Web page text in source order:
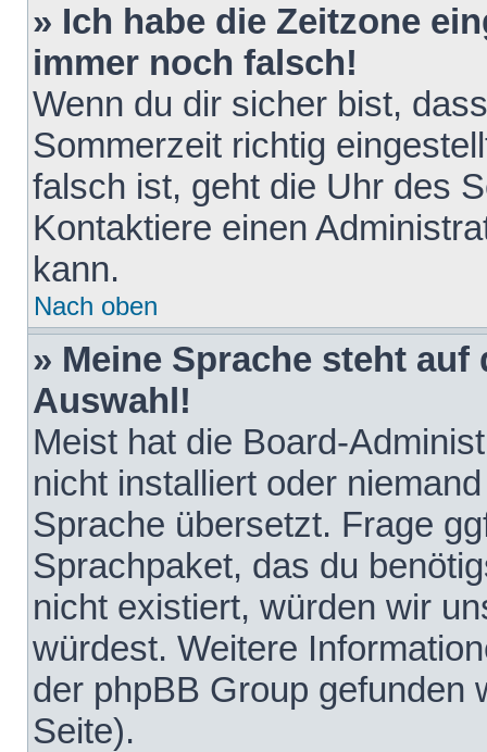
» Ich habe die Zeitzone
immer noch falsch!
Wenn du dir sicher bist,
Sommerzeit richtig
falsch ist, geht die Uhr des
Kontaktiere einen
kann.
Nach oben
» Meine Sprache steht
Auswahl!
Meist hat die Board-
nicht installiert oder
Sprache übersetzt. Frage
Sprachpaket, das du
nicht existiert, würden wir
würdest. Weitere
der phpBB Group gefunden
Seite).